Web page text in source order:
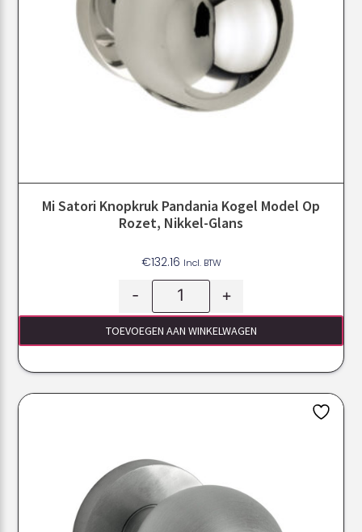
Mi Satori Knopkruk Pandania Kogel Model Op
Rozet, Nikkel-Glans
€132.16 Incl. BTW
- +
TOEVOEGEN AAN WINKELWAGEN